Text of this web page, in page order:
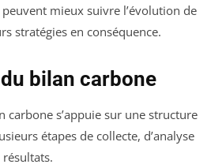
mieux suivre l’évolution de
stratégies en conséquence.
bilan carbone
carbone s’appuie sur une structure
étapes de collecte, d’analyse